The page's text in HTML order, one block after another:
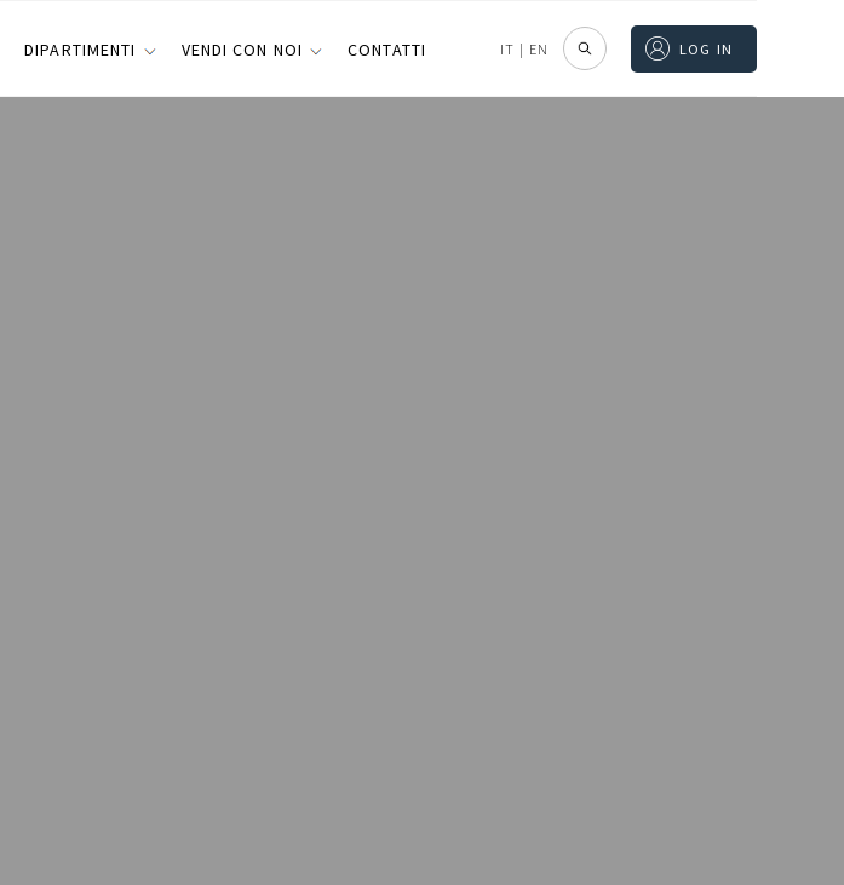
DIPARTIMENTI VENDI CON NOI CONTATTI IT | EN LOG IN